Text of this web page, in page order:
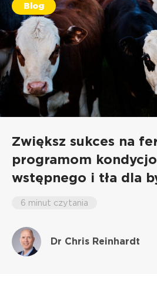
Blog
Zwiększ sukces na
programom
wstępnego i tła dla
6 minut czytania
Dr Chris Reinhardt